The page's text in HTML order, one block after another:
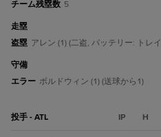
チーム残塁数 5
走塁
盗塁 アレン (1) (二盗, バッテリー: トレ
守備
エラー ボルドウィン (1) (送球から1)
投手 - ATL IP H